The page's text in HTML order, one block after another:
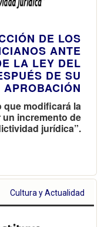
DE LOS
ANTE
LA LEY DEL
DE SU
APROBACIÓN
que modificará la
un incremento de
jurídica”.
Cultura y Actualidad